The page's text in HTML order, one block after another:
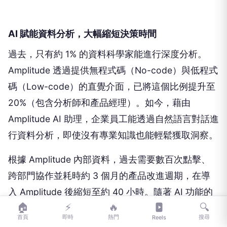
AI 賦能資料分析，大幅縮短決策時間
過去，只有約 1% 的資料科學家能進行深度分析。
Amplitude 透過提供無程式碼（No-code）與低程式
碼（Low-code）的直覺介面，已將這個比例提升至
20%（包含分析師和產品經理）。如今，藉由
Amplitude AI 助理，企業員工能透過自然語言對話進
行資料分析，即使沒有專業知識也能輕鬆獲取洞察。
根據 Amplitude 內部資料，過去需要數百次點擊、
跨部門協作並耗時約 3 個月的產品改進週期，在導
入 Amplitude 後縮短至約 40 小時。隨著 AI 功能的
整合，現在只需在聊天介面輸入三行提示詞
🏠
首頁
⚡
即時
🔥
熱門 Reels
🔍
搜尋